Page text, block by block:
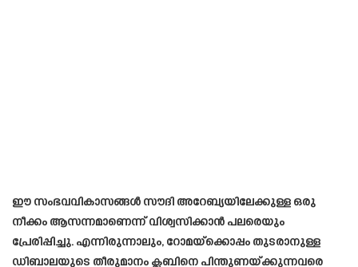
ഈ സംഭവവികാസങ്ങൾ സൗദി അറേബ്യയിലേക്കുള്ള ഒരു
നീക്കം ആസന്നമാണെന്ന് വിശ്വസിക്കാൻ പലരെയും
പ്രേരിപ്പിച്ചു. എന്നിരുന്നാലും, റോമയ്‌ക്കൊപ്പം തുടരാനുള്ള
ഡിബാലയുടെ തീരുമാനം ക്ലബിനെ പിന്തുണയ്ക്കുന്നവരെ